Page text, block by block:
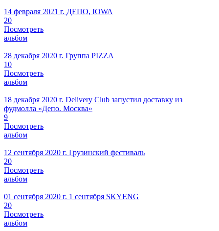
14 февраля 2021 г. ДЕПО, IOWA
20
Посмотреть
альбом
28 декабря 2020 г. Группа PIZZA
10
Посмотреть
альбом
18 декабря 2020 г. Delivery Club запустил доставку из
фудмолла «Депо. Москва»
9
Посмотреть
альбом
12 сентября 2020 г. Грузинский фестиваль
20
Посмотреть
альбом
01 сентября 2020 г. 1 сентября SKYENG
20
Посмотреть
альбом